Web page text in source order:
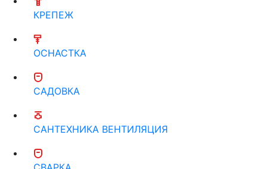
КРЕПЕЖ
ОСНАСТКА
САДОВКА
САНТЕХНИКА ВЕНТИЛЯЦИЯ